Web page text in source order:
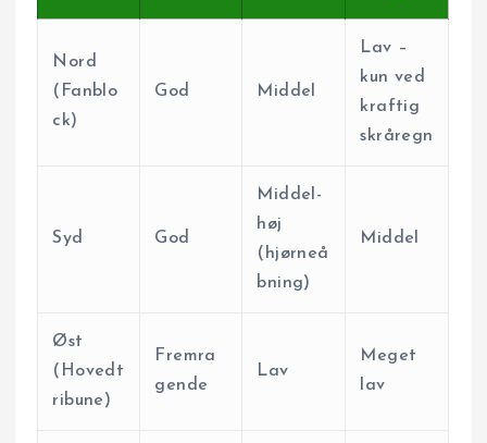
Nord
(Fanblo
ck)
God Middel
Lav –
kun ved
kraftig
skråregn
Syd God
Middel-
høj
(hjørneå
bning)
Middel
Øst
(Hovedt
ribune)
Fremra
gende
Lav
Meget
lav